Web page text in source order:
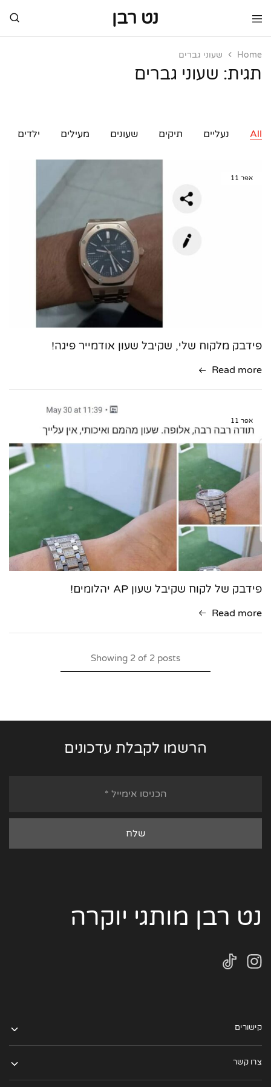
נט רבן
נט
מותגי
מותגי
Home שעוני גברים
תגית: שעוני גברים
All נעליים תיקים שעונים מעילים ילדים
אפר 11
פידבק מלקוח שלי, שקיבל שעון אודמייר פיגה!
Read more
אפר 11
פידבק של לקוח שקיבל שעון AP יהלומים!
Read more
Showing 2 of 2 posts
הרשמו לקבלת עדכונים
נט רבן מותגי יוקרה
קישורים
צרו קשר